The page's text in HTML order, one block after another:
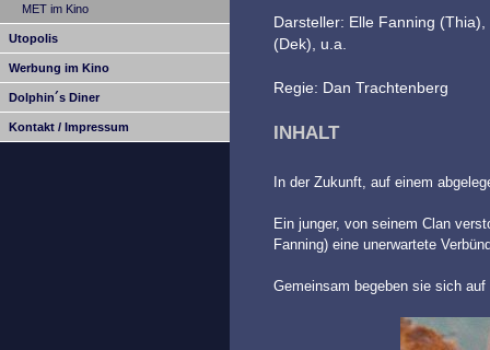
MET im Kino
Utopolis
Werbung im Kino
Dolphin´s Diner
Kontakt / Impressum
Darsteller: Elle Fanning
(Dek), u.a.
Regie: Dan Trachtenberg
INHALT
In der Zukunft, auf einem
Ein junger, von seinem Clan
Fanning) eine unerwartete
Gemeinsam begeben sie sich